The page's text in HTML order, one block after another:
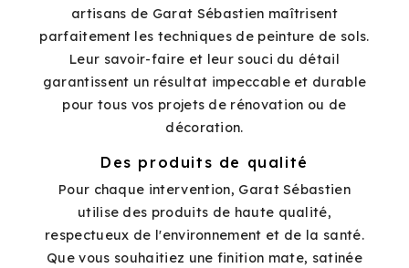
artisans de Garat Sébastien maîtrisent
parfaitement les techniques de peinture de sols.
Leur savoir-faire et leur souci du détail
garantissent un résultat impeccable et durable
pour tous vos projets de rénovation ou de
décoration.
Des produits de qualité
Pour chaque intervention, Garat Sébastien
utilise des produits de haute qualité,
respectueux de l'environnement et de la santé.
Que vous souhaitiez une finition mate, satinée